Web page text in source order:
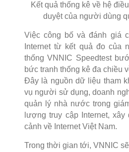
Kết quả thống kê về hệ
duyệt của người dùng
Việc công bố và đánh giá
Internet từ kết quả đo của
thống VNNIC Speedtest
bức tranh thống kê đa chiều
Đây là nguồn dữ liệu tham
vụ người sử dụng, doanh
quản lý nhà nước trong
lượng truy cập Internet,
cảnh về Internet Việt Nam.
Trong thời gian tới, VNNIC